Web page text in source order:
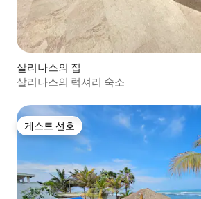
살리나스의 집
살리나스의 럭셔리 숙소
게스트 선호
게스트 선호